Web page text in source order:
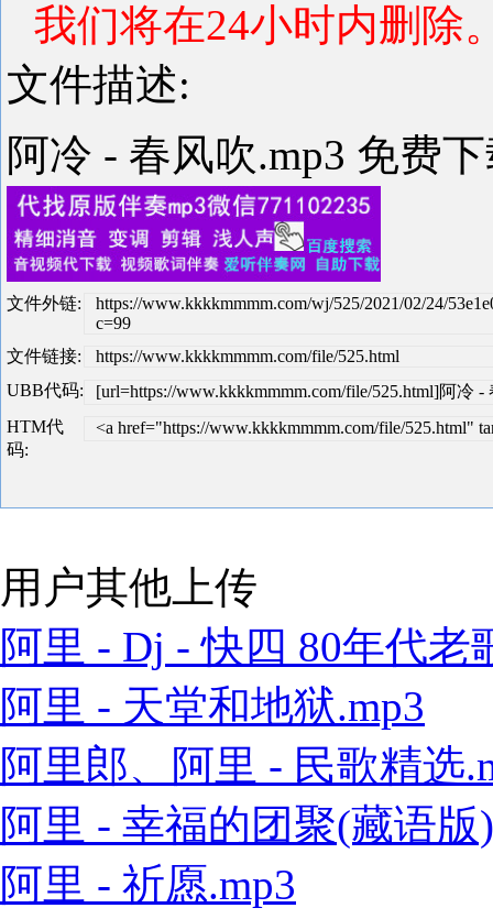
我们将在24小时内删除
文件描述:
阿冷 - 春风吹.mp3 免费
文件外链:
https://www.kkkkmmmm.com/wj/525/2021/02/24/
c=99
文件链接:
https://www.kkkkmmmm.com/file/525.html
UBB代码:
[url=https://www.kkkkmmmm.com/file/525.html]阿冷 -
HTM代
码:
<a href="https://www.kkkkmmmm.com/file/525.html"
用户其他上传
阿里 - Dj - 快四 80年代老
阿里 - 天堂和地狱.mp3
阿里郎、阿里 - 民歌精选
阿里 - 幸福的团聚(藏语版
阿里 - 祈愿.mp3